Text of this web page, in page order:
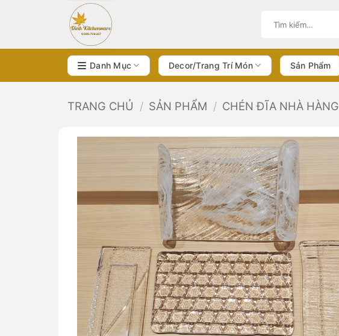
dung
Tìm
Danh Mục Decor/Trang Trí Món Sản Phẩm
TRANG CHỦ / SẢN PHẨM / CHÉN ĐĨA NHÀ HÀNG